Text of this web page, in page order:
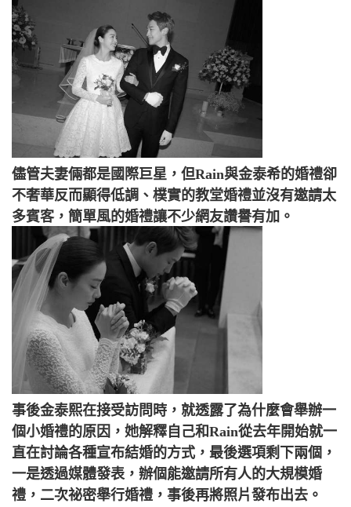
儘管夫妻倆都是國際巨星，但Rain與金泰希的婚禮卻
不奢華反而顯得低調、樸實的教堂婚禮並沒有邀請太
多賓客，簡單風的婚禮讓不少網友讚譽有加。
事後金泰熙在接受訪問時，就透露了為什麼會舉辦一
個小婚禮的原因，她解釋自己和Rain從去年開始就一
直在討論各種宣布結婚的方式，最後選項剩下兩個，
一是透過媒體發表，辦個能邀請所有人的大規模婚
禮，二次祕密舉行婚禮，事後再將照片發布出去。